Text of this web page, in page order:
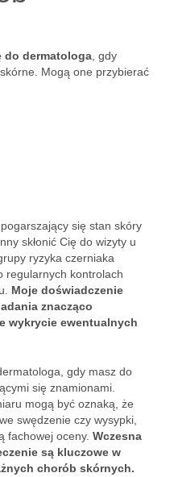
do dermatologa , gdy
Mogą one przybierać
się stan skóry
skłonić Cię do wizyty u
ryzyka czerniaka
regularnych kontrolach
Moje doświadczenie
znacząco
wykrycie ewentualnych
gdy masz do
się znamionami.
mogą być oznaką, że
swędzenie czy wysypki,
fachowej oceny. Wczesna
są kluczowe w
chorób skórnych.